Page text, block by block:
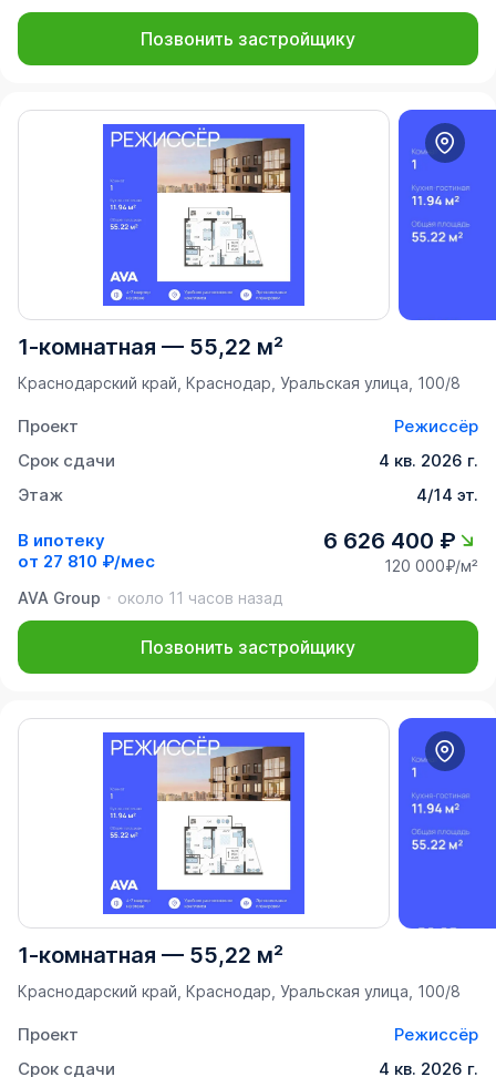
Позвонить застройщику
1-комнатная — 55,22 м²
Краснодарский край, Краснодар, Уральская улица, 100/8
Проект
Режиссёр
Срок сдачи
4 кв. 2026 г.
Этаж
4/14 эт.
В ипотеку
от 27 810 ₽/мес
6 626 400 ₽
120 000₽/м²
AVA Group
около 11 часов назад
Позвонить застройщику
1-комнатная — 55,22 м²
Краснодарский край, Краснодар, Уральская улица, 100/8
Проект
Режиссёр
Срок сдачи
4 кв. 2026 г.